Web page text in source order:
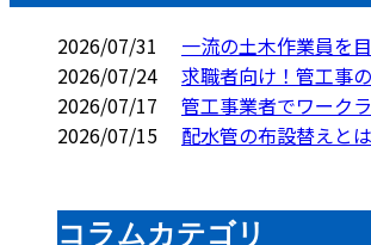
2026/07/31
一流の土木作業員を
2026/07/24
求職者向け！管工事
2026/07/17
管工事業者でワーク
2026/07/15
配水管の布設替えと
コラムカテゴリ